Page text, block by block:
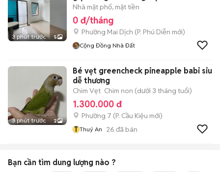
3 phút trước 5
Nhà mặt phố, mặt tiền
0 đ/tháng
Phường Mai Dịch (P. Phú Diễn mới)
Cộng Đồng Nhà Đất
3 phút trước 2
Bé vẹt greencheck pineapple babi siu
dễ thương
Chim Vẹt Chim non (dưới 3 tháng tuổi)
1.300.000 đ
Phường 7 (P. Cầu Kiệu mới)
T Thuý An 26 đã bán
Bạn cần tìm dung lượng nào ?